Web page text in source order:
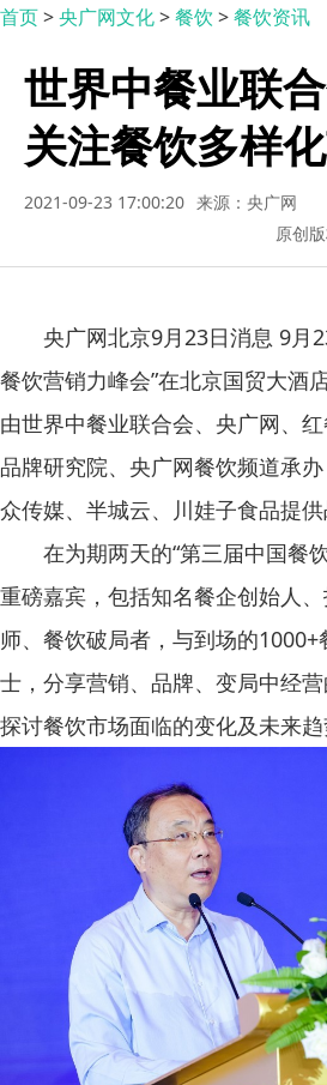
首页>央广网文化>餐饮>餐饮资讯
世界中餐业联
关注餐饮多样
2021-09-23 17:00:20 来源：央广网
原创
央广网北京9月23日消息 9月
餐饮营销力峰会”在北京国贸大酒
由世界中餐业联合会、央广网、
品牌研究院、央广网餐饮频道承
众传媒、半城云、川娃子食品提供
在为期两天的“第三届中国餐
重磅嘉宾，包括知名餐企创始人
师、餐饮破局者，与到场的1000+
士，分享营销、品牌、变局中经
探讨餐饮市场面临的变化及未来趋